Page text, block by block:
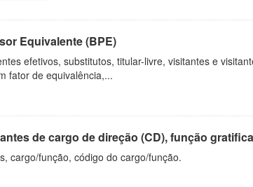
Equivalente (BPE)
efetivos, substitutos, titular-livre, visitantes e
fator de equivalência,...
de cargo de direção (CD), função
cargo/função, código do cargo/função.